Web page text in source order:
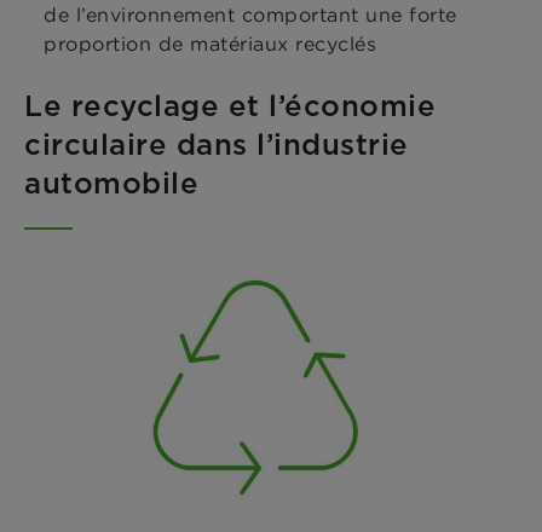
de l’environnement comportant une forte
proportion de matériaux recyclés
Le recyclage et l’économie
circulaire dans l’industrie
automobile